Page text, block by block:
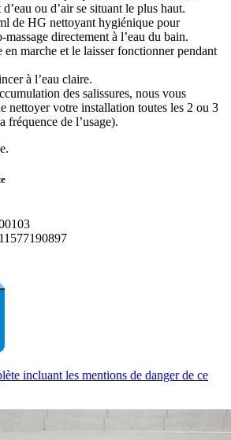
ou d’air se situant le plus haut.
de HG nettoyant hygiénique pour
massage directement à l’eau du bain.
en marche et le laisser fonctionner pendant
à l’eau claire.
des salissures, nous vous
nettoyer votre installation toutes les 2 ou 3
fréquence de l’usage).
incluant les mentions de danger de ce